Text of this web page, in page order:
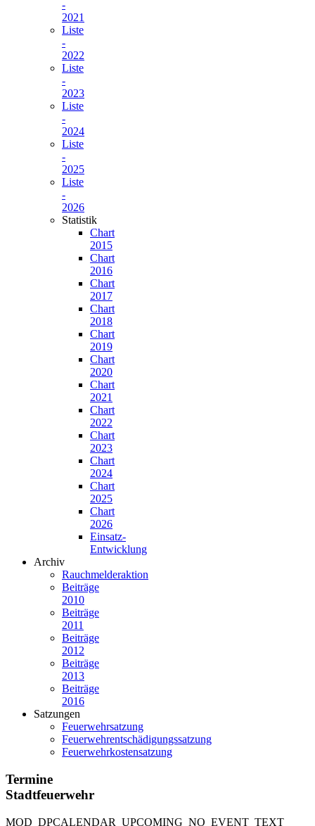
-
2021
Liste
-
2022
Liste
-
2023
Liste
-
2024
Liste
-
2025
Liste
-
2026
Statistik
Chart
2015
Chart
2016
Chart
2017
Chart
2018
Chart
2019
Chart
2020
Chart
2021
Chart
2022
Chart
2023
Chart
2024
Chart
2025
Chart
2026
Einsatz-
Entwicklung
Archiv
Rauchmelderaktion
Beiträge
2010
Beiträge
2011
Beiträge
2012
Beiträge
2013
Beiträge
2016
Satzungen
Feuerwehrsatzung
Feuerwehrentschädigungssatzung
Feuerwehrkostensatzung
Termine
Stadtfeuerwehr
MOD_DPCALENDAR_UPCOMING_NO_EVENT_TEXT